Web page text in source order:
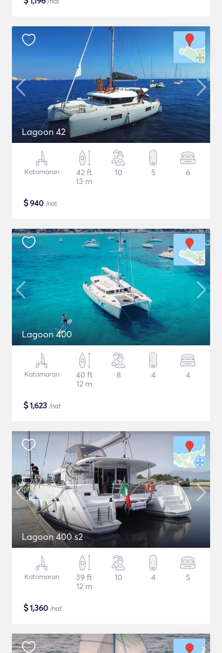
Lagoon 42
Katamaran
42 ft
13 m
10 5 6
$940 /nat
Lagoon 400
Katamaran
40 ft
12 m
8 4 4
$1,623 /nat
Lagoon 400 s2
Katamaran
39 ft
12 m
10 4 5
$1,360 /nat